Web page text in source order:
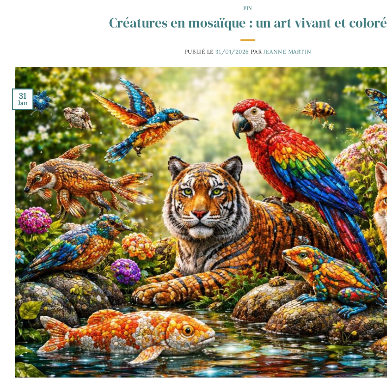
PIN
Créatures en mosaïque : un art vivant et coloré
PUBLIÉ LE31/01/2026 PAR JEANNE MARTIN
31
Jan